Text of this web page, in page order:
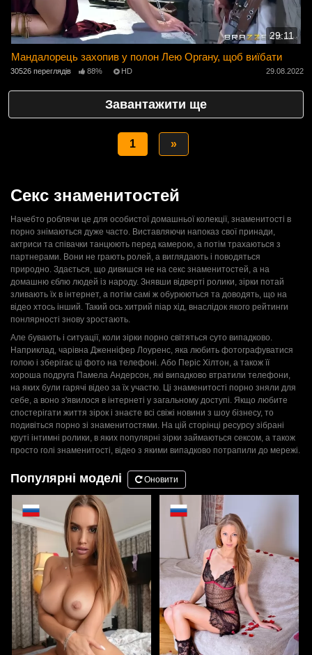
29:11
Мандалорець захопив у полон Лею Органу, щоб виїбати
30526 переглядів 88% HD 29.08.2022
Завантажити ще
1 »
Секс знаменитостей
Начебто роблячи це для особистої домашньої колекції, знаменитості в
порно знімаються дуже часто. Виставляючи напоказ свої принади,
актриси та співачки танцюють перед камерою, а потім трахаються з
партнерами. Вони не грають ролей, а виглядають і поводяться
природно. Здається, що дивишся не на секс знаменитостей, а на
домашню єблю людей із народу. Знявши відверті ролики, зірки потай
зливають їх в інтернет, а потім самі ж обурюються та доводять, що на
відео хтось інший. Такий ось хитрий піар хід, внаслідок якого рейтинги
понлярності знову зростають.
Але бувають і ситуації, коли зірки порно світяться суто випадково.
Наприклад, чарівна Дженніфер Лоуренс, яка любить фотографуватися
голою і зберігає ці фото на телефоні. Або Періс Хілтон, а також її
хороша подруга Памела Андерсон, які випадково втратили телефони,
на яких були гарячі відео за їх участю. Ці знаменитості порно зняли для
себе, а воно з'явилося в інтернеті у загальному доступі. Якщо любите
спостерігати життя зірок і знаєте всі свіжі новини з шоу бізнесу, то
подивіться порно зі знаменитостями. На цій сторінці ресурсу зібрані
круті інтимні ролики, в яких популярні зірки займаються сексом, а також
просто голі знаменитості, відео з якими випадково потрапили до мережі.
Популярні моделі Оновити